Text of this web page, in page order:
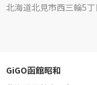
北海道北見市西三輪5
GiGO函館昭和